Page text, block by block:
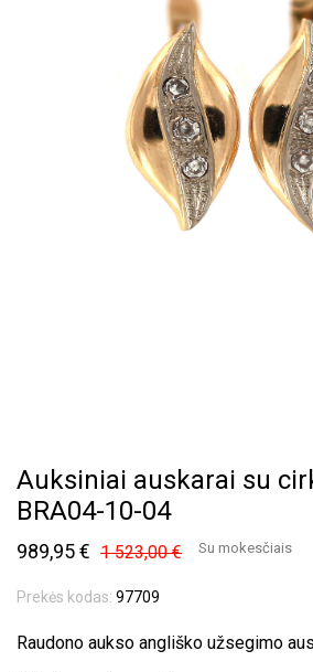
Auksiniai auskarai su
BRA04-10-04
989,95 € 1 523,00 € Su mokesčiais
Prekės kodas: 97709
Raudono aukso angliško užsegimo